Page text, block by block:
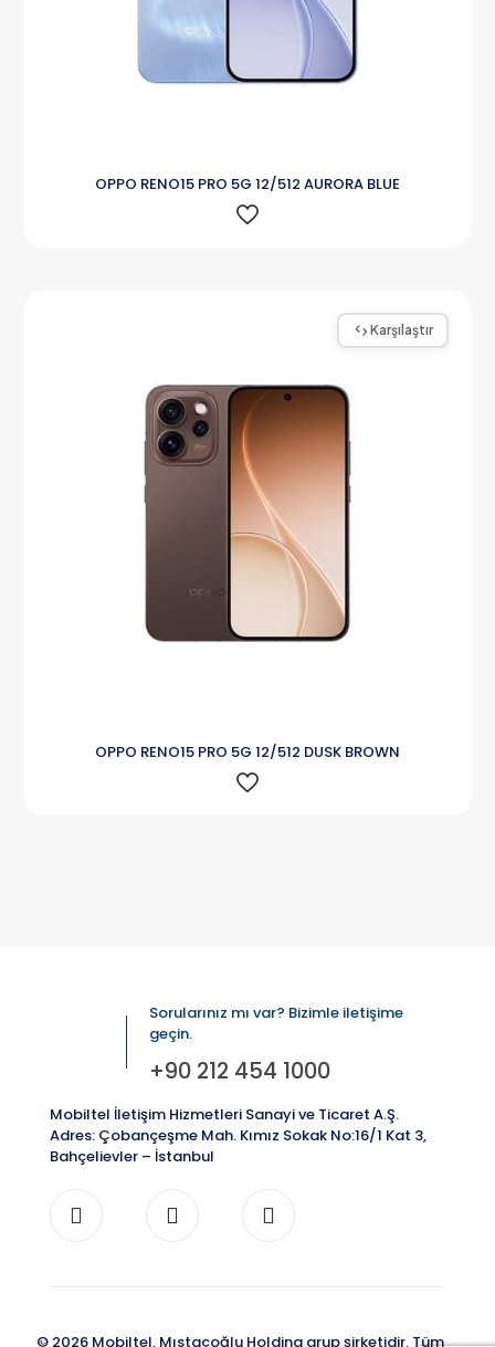
OPPO RENO15 PRO 5G 12/512 AURORA BLUE
Karşılaştır
OPPO RENO15 PRO 5G 12/512 DUSK BROWN
Sorularınız mı var? Bizimle iletişime
geçin.
+90 212 454 1000
Mobiltel İletişim Hizmetleri Sanayi ve Ticaret A.Ş.
Adres: Çobançeşme Mah. Kımız Sokak No:16/1 Kat 3,
Bahçelievler – İstanbul
© 2026 Mobiltel, Mıstaçoğlu Holding grup şirketidir. Tüm